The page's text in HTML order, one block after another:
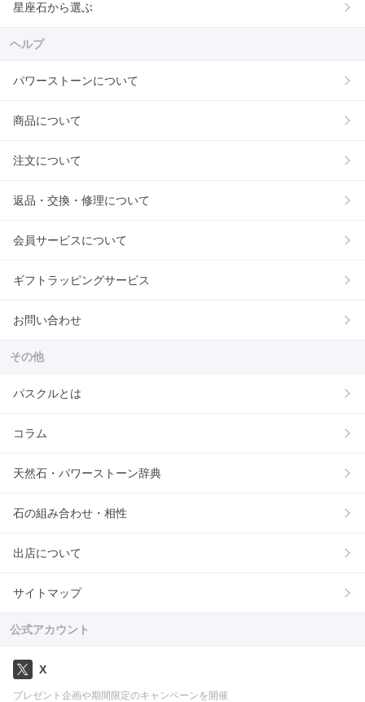
星座石から選ぶ
ヘルプ
パワーストーンについて
商品について
注文について
返品・交換・修理について
会員サービスについて
ギフトラッピングサービス
お問い合わせ
その他
パスクルとは
コラム
天然石・パワーストーン辞典
石の組み合わせ・相性
出店について
サイトマップ
公式アカウント
X
プレゼント企画や期間限定のキャンペーンを開催